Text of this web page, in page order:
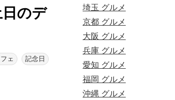
のデ
ェ 記念日
埼玉 グルメ
京都 グルメ
大阪 グルメ
兵庫 グルメ
愛知 グルメ
福岡 グルメ
沖縄 グルメ